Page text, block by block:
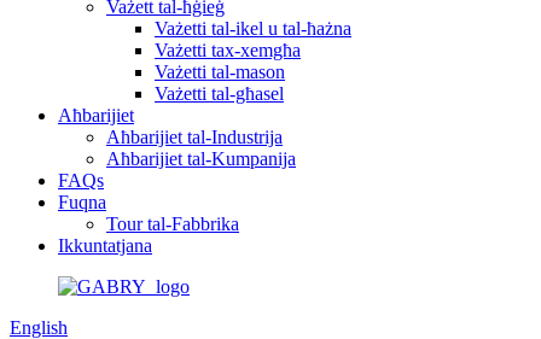
Vażett tal-ħġieġ
Vażetti tal-ikel u tal-ħażna
Vażetti tax-xemgħa
Vażetti tal-mason
Vażetti tal-għasel
Aħbarijiet
Aħbarijiet tal-Industrija
Aħbarijiet tal-Kumpanija
FAQs
Fuqna
Tour tal-Fabbrika
Ikkuntatjana
English